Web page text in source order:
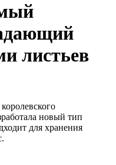
листьев
новый тип
для хранения